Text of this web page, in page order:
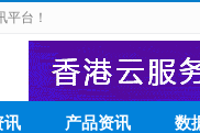
平台！
讯 产品资讯 数